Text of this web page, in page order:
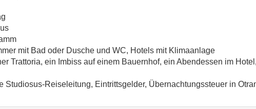
mit Bad oder Dusche und WC, Hotels mit Klimaanlage
Trattoria, ein Imbiss auf einem Bauernhof, ein Abendessen im
Studiosus-Reiseleitung, Eintrittsgelder, Übernachtungssteuer in